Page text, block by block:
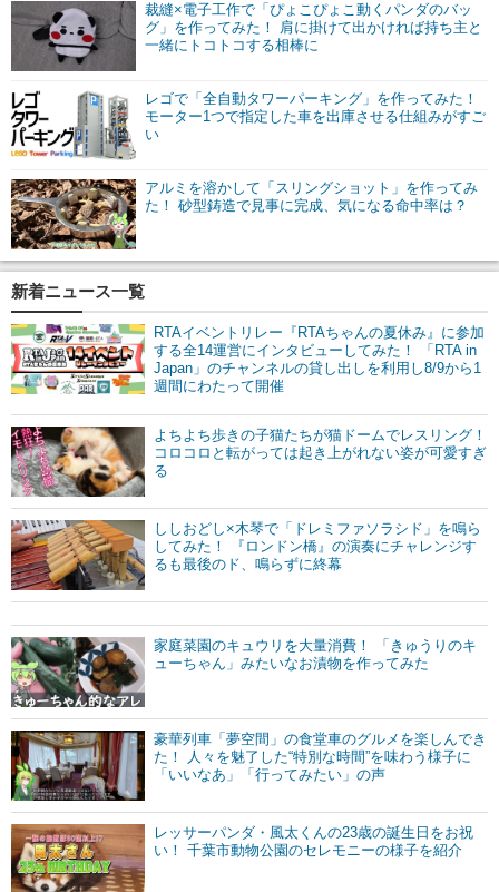
裁縫×電子工作で「ぴょこぴょこ動くパンダのバッ
グ」を作ってみた！ 肩に掛けて出かければ持ち主と
一緒にトコトコする相棒に
レゴで「全自動タワーパーキング」を作ってみた！
モーター1つで指定した車を出庫させる仕組みがすご
い
アルミを溶かして「スリングショット」を作ってみ
た！ 砂型鋳造で見事に完成、気になる命中率は？
新着ニュース一覧
RTAイベントリレー『RTAちゃんの夏休み』に参加
する全14運営にインタビューしてみた！ 「RTA in
Japan」のチャンネルの貸し出しを利用し8/9から1
週間にわたって開催
よちよち歩きの子猫たちが猫ドームでレスリング！
コロコロと転がっては起き上がれない姿が可愛すぎ
る
ししおどし×木琴で「ドレミファソラシド」を鳴ら
してみた！ 『ロンドン橋』の演奏にチャレンジす
るも最後のド、鳴らずに終幕
家庭菜園のキュウリを大量消費！ 「きゅうりのキ
ューちゃん」みたいなお漬物を作ってみた
豪華列車「夢空間」の食堂車のグルメを楽しんでき
た！ 人々を魅了した“特別な時間”を味わう様子に
「いいなあ」「行ってみたい」の声
レッサーパンダ・風太くんの23歳の誕生日をお祝
い！ 千葉市動物公園のセレモニーの様子を紹介